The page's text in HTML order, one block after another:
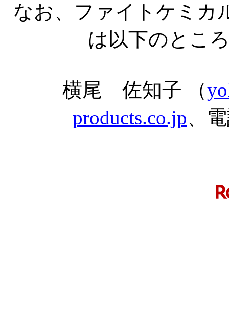
なお、ファイトケミカ
は以下のとこ
横尾 佐知子 （
products.co.jp、